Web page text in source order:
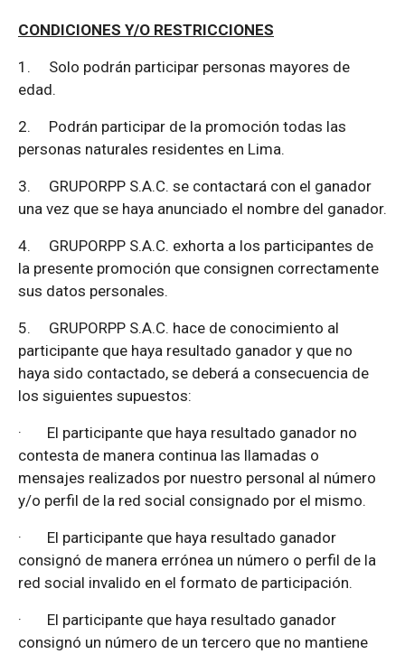
CONDICIONES Y/O RESTRICCIONES
1. Solo podrán participar personas mayores de
edad.
2. Podrán participar de la promoción todas las
personas naturales residentes en Lima.
3. GRUPORPP S.A.C. se contactará con el ganador
una vez que se haya anunciado el nombre del ganador.
4. GRUPORPP S.A.C. exhorta a los participantes de
la presente promoción que consignen correctamente
sus datos personales.
5. GRUPORPP S.A.C. hace de conocimiento al
participante que haya resultado ganador y que no
haya sido contactado, se deberá a consecuencia de
los siguientes supuestos:
· El participante que haya resultado ganador no
contesta de manera continua las llamadas o
mensajes realizados por nuestro personal al número
y/o perfil de la red social consignado por el mismo.
· El participante que haya resultado ganador
consignó de manera errónea un número o perfil de la
red social invalido en el formato de participación.
· El participante que haya resultado ganador
consignó un número de un tercero que no mantiene